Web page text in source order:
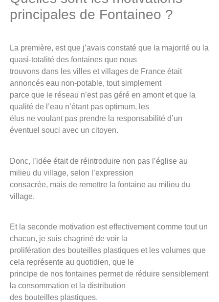
principales de Fontaineo ?
La première, est que j’avais constaté que la majorité ou la
quasi-totalité des fontaines que nous
trouvons dans les villes et villages de France était
annoncés eau non-potable, tout simplement
parce que le réseau n’est pas géré en amont et que la
qualité de l’eau n’étant pas optimum, les
élus ne voulant pas prendre la responsabilité d’un
éventuel souci avec un citoyen.
Donc, l’idée était de réintroduire non pas l’église au
milieu du village, selon l’expression
consacrée, mais de remettre la fontaine au milieu du
village.
Et la seconde motivation est effectivement comme tout un
chacun, je suis chagriné de voir la
prolifération des bouteilles plastiques et les volumes que
cela représente au quotidien, que le
principe de nos fontaines permet de réduire sensiblement
la consommation et la distribution
des bouteilles plastiques.